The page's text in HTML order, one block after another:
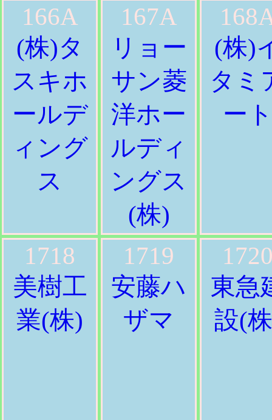
166A
(株)タ
スキホ
ールデ
ィング
ス
167A
リョー
サン菱
洋ホー
ルディ
ングス
(株)
(株)
タミ
ー
1718
美樹工
業(株)
1719
安藤ハ
ザマ
東急
設(